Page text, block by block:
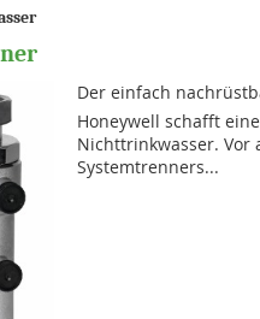
Der einfach
Honeywell schafft
Nichttrinkwasser. Vor
Systemtrenners...